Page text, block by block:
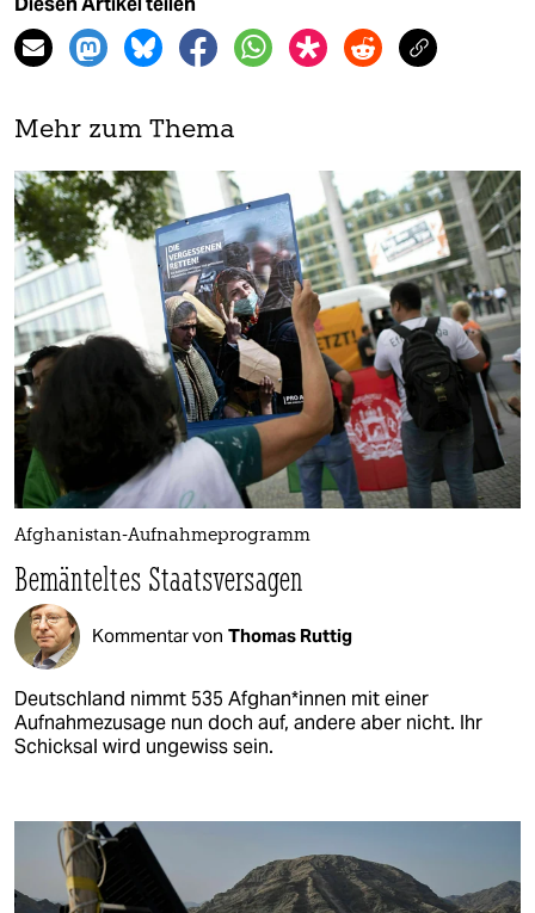
Diesen Artikel teilen
Mehr zum Thema
Afghanistan-Aufnahmeprogramm
Bemänteltes Staatsversagen
Kommentar von Thomas Ruttig
Deutschland nimmt 535 Af­gha­n*in­nen mit einer
Aufnahmezusage nun doch auf, andere aber nicht. Ihr
Schicksal wird ungewiss sein.